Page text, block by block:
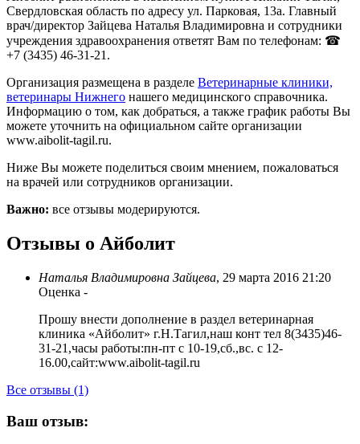
Свердловская область по адресу ул. Парковая, 13а. Главный
врач/директор Зайцева Наталья Владимировна и сотрудники
учреждения здравоохранения ответят Вам по телефонам: ☎
+7 (3435) 46-31-21.
Организация размещена в разделе Ветеринарные клиники,
ветеринары Нижнего нашего медицинского справочника.
Информацию о том, как добраться, а также график работы Вы
можете уточнить на официальном сайте организации
www.aibolit-tagil.ru.
Ниже Вы можете поделиться своим мнением, пожаловаться
на врачей или сотрудников организации.
Важно: все отзывы модерируются.
Отзывы о Айболит
Наталья Владимировна Зайцева, 29 марта 2016 21:20
Оценка -
Прошу внести дополнение в раздел ветеринарная
клиника «Айболит» г.Н.Тагил,наш конт тел 8(3435)46-
31-21,часы работы:пн-пт с 10-19,сб.,вс. с 12-
16.00,сайт:www.aibolit-tagil.ru
Все отзывы (1)
Ваш отзыв: